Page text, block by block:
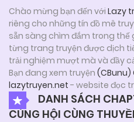
Chào mừng bạn đến với Lazy
riêng cho những tín đồ mê
sẵn sàng chìm đắm trong thế
từng trang truyện được dịch
trải nghiệm mượt mà và đầy
Bạn đang xem truyện (CBunu)
lazytruyen.net - website đọc
DANH SÁCH
CÙNG HỘI CÙNG